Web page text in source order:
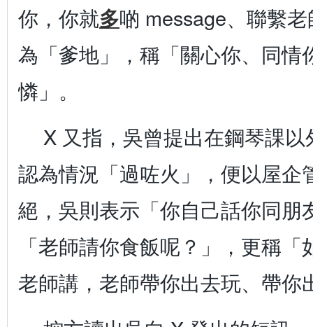
你，你就多啲 message、聯繫
為「爹地」，稱「關心你、同情
憐」。
X 又指，吳曾提出在鋼琴課
認為情況「過咗火」，便以屋企
絕，吳則表示「你自己話你同朋
「老師請你食飯呢？」，更稱
老師講，老師帶你出去玩、帶你